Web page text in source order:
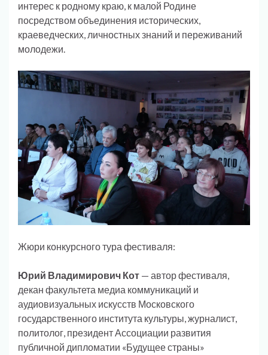
интерес к родному краю, к малой Родине
посредством объединения исторических,
краеведческих, личностных знаний и переживаний
молодежи.
Жюри конкурсного тура фестиваля:
Юрий Владимирович Кот — автор фестиваля,
декан факультета медиа коммуникаций и
аудиовизуальных искусств Московского
государственного института культуры, журналист,
политолог, президент Ассоциации развития
публичной дипломатии «Будущее страны»